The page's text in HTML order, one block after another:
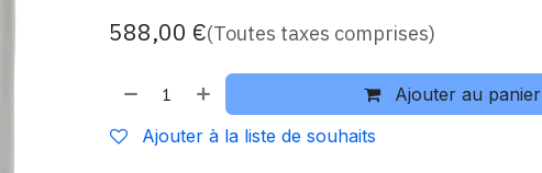
588,00 €(Toutes taxes comprises)
Ajouter au panier
Ajouter à la liste de souhaits